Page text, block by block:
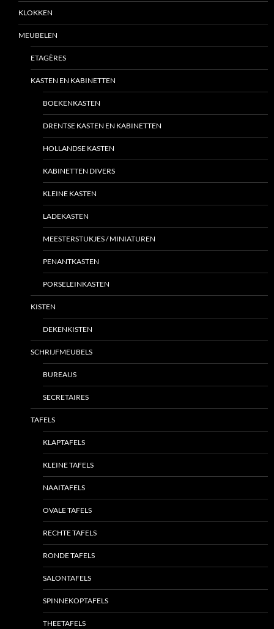
KLOKKEN
MEUBELEN
ETAGÈRES
KASTEN EN KABINETTEN
BOEKENKASTEN
DRENTSE KASTEN EN KABINETTEN
HOLLANDSE KASTEN
KABINETTEN DIVERS
KLEINE KASTEN
LADEKASTEN
MEESTERSTUKJES / MINIATUREN
PENANTKASTEN
PORSELEINKASTEN
KISTEN
DEKENKISTEN
SCHRIJFMEUBELS
BUREAUS
SECRETAIRES
TAFELS
KLAPTAFELS
KLEINE TAFELS
NAAITAFELS
OVALE TAFELS
RECHTE TAFELS
RONDE TAFELS
SALONTAFELS
SPINNEKOPTAFELS
THEETAFELS